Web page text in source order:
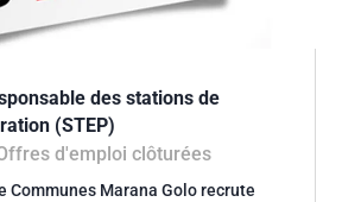
des stations de
(STEP)
d'emploi clôturées
Communes Marana Golo recrute